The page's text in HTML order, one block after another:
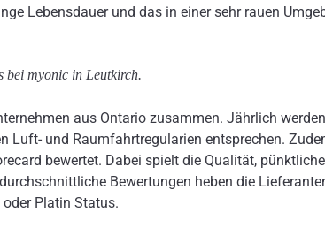
Lebensdauer und das in einer sehr rauen
bei myonic in Leutkirch.
aus Ontario zusammen. Jährlich
Luft- und Raumfahrtregularien entsprechen.
bewertet. Dabei spielt die Qualität,
Bewertungen heben die
oder Platin Status.